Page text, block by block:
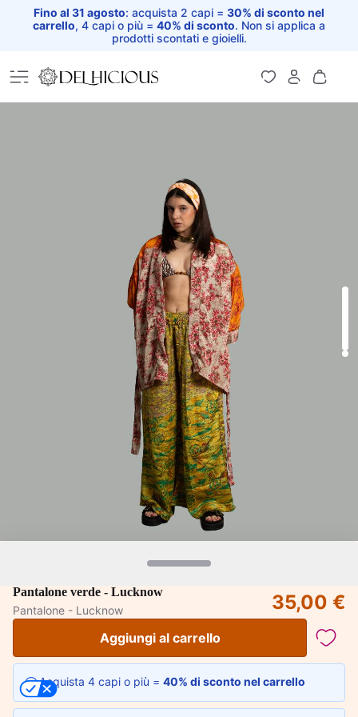
Fino al 31 agosto: acquista 2 capi = 30% di sconto nel
carrello, 4 capi o più = 40% di sconto. Non si applica a
prodotti scontati e gioielli.
Home
Pantalone verde - Lucknow
Pantalone - Lucknow
35,00 €
Aggiungi al carrello
Acquista 4 capi o più = 40% di sconto nel carrello